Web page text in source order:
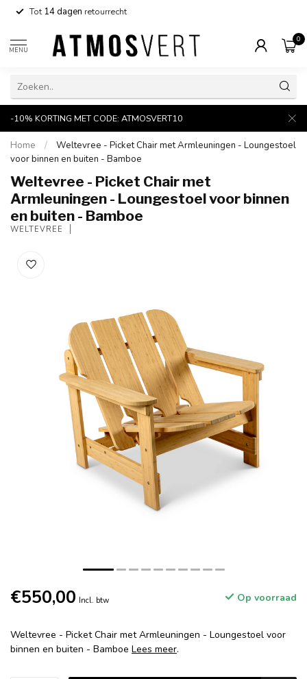
Tot14 dagen retourrecht
MENU
0
-10% KORTING MET CODE: ATMOSVERT10
Home /
Weltevree - Picket Chair met Armleuningen - Loungestoel
voor binnen en buiten - Bamboe
Weltevree - Picket Chair met
Armleuningen - Loungestoel voor binnen
en buiten - Bamboe
WELTEVREE
€550,00 Incl. btw Op voorraad
Weltevree - Picket Chair met Armleuningen - Loungestoel voor
binnen en buiten - Bamboe Lees meer.